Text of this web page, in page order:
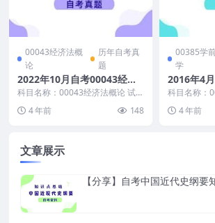
00043经济法概
论
历年自考真
题
2022年10月自考00043经济
法概论真题
科目名称：00043经济法概论 试卷
考试经济法...
4 年前 148
00385学
学
2016年4
生学真题
科目名称：
试学前卫生...
4 年前
文章展示
【分享】自考中国近代史纲要